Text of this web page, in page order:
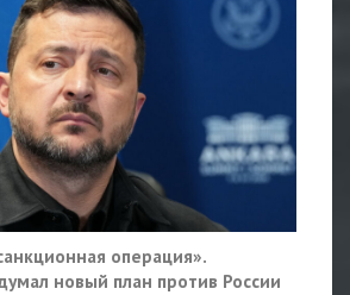
операция».
новый план против России